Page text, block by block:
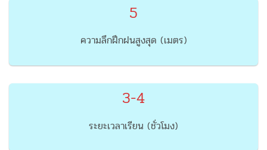
5
ความลึกฝึกฝนสูงสุด (เมตร)
3-4
ระยะเวลาเรียน (ชั่วโมง)